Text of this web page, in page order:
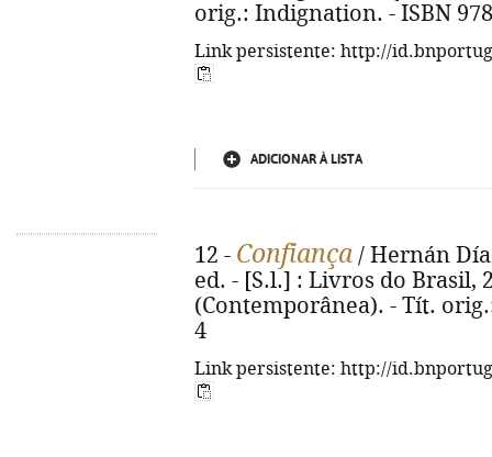
orig.: Indignation. - ISBN
Link persistente: http://
ADICIONAR À LISTA
12 - Confiança / Hernán
ed. - [S.l.] : Livros do Brasil,
(Contemporânea). - Tít.
4
Link persistente: http://